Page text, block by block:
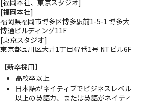
[福岡本社、東京スタジオ]
[福岡本社]
福岡県福岡市博多区博多駅前1-5-1 博多大
博通ビルディング11F
[東京スタジオ]
東京都品川区大井1丁目47番1号 NTビル6F
【新卒採用】
高校卒以上
日本語がネイティブでビジネスレベル
以上の英語力、または英語がネイティ